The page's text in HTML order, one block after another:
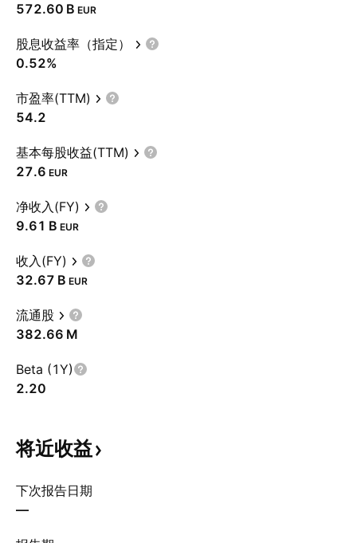
‪572.60 B‬ EUR
股息收益率（指定）
0.52%
市盈率(TTM)
54.2
基本每股收益(TTM)
27.6 EUR
净收入(FY)
‪9.61 B‬ EUR
收入(FY)
‪32.67 B‬ EUR
流通股
‪382.66 M‬
Beta (1Y)
2.20
将近收益
下次报告日期
—